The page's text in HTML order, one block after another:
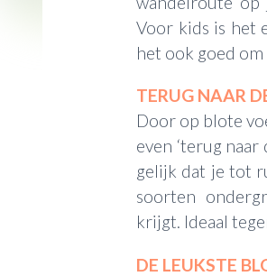
Voor kids is het
het ook goed
TERUG NAAR
Door op blote
even ‘terug
gelijk dat je tot
soorten
krijgt. Ideaal
DE LEUKSTE